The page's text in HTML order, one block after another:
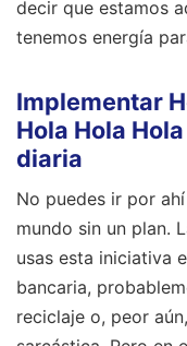
decir que estamos
tenemos energía
Implementar
Hola Hola
diaria
No puedes ir por
mundo sin un plan.
usas esta iniciativa
bancaria,
reciclaje o, peor